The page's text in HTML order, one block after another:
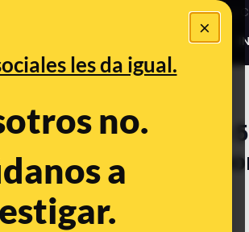
×
les da igual.
no.
a
Especial Ceuta•Bulos
PREBUNKING
sobre la hipoteca de
Zapatero tras
mujer